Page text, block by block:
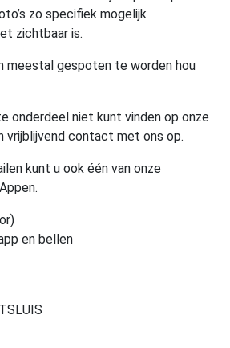
zo specifiek mogelijk
zichtbaar is.
meestal gespoten te worden hou
onderdeel niet kunt vinden op onze
vrijblijvend contact met ons op.
kunt u ook één van onze
en bellen